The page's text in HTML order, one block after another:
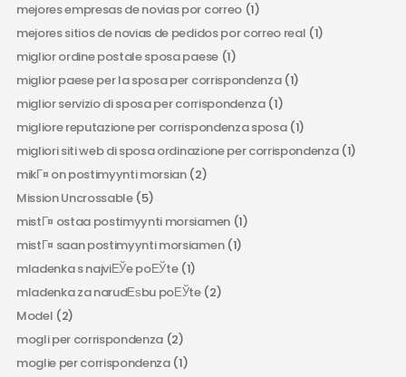
mejores empresas de novias por correo(1)
mejores sitios de novias de pedidos por correo real (1)
miglior ordine postale sposa paese(1)
miglior paese per la sposa per corrispondenza(1)
miglior servizio di sposa per corrispondenza(1)
migliore reputazione per corrispondenza sposa(1)
migliori siti web di sposa ordinazione per corrispondenza(1)
mikГ¤ on postimyynti morsian(2)
Mission Uncrossable(5)
mistГ¤ ostaa postimyynti morsiamen(1)
mistГ¤ saan postimyynti morsiamen(1)
mladenka s najviЕЎe poЕЎte(1)
mladenka za narudЕѕbu poЕЎte(2)
Model (2)
mogli per corrispondenza (2)
moglie per corrispondenza(1)